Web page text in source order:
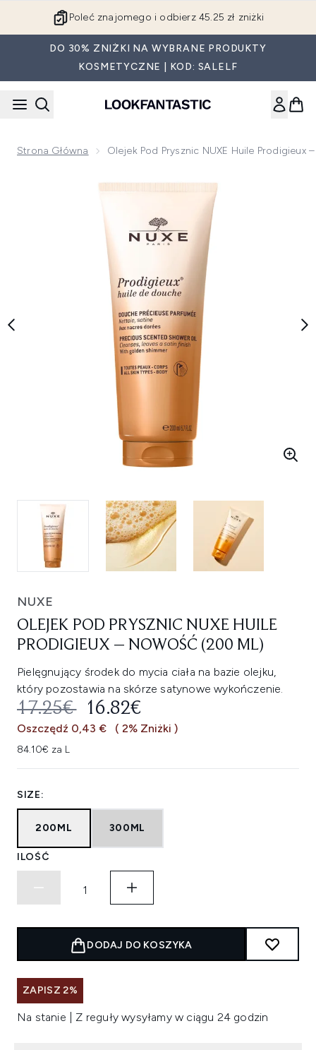
Poleć znajomego i odbierz 45.25 zł zniżki
DO 30% ZNIŻKI NA WYBRANE PRODUKTY
KOSMETYCZNE | KOD: SALELF
Strona Główna Olejek Pod Prysznic NUXE Huile Prodigieux
NUXE
OLEJEK POD PRYSZNIC NUXE HUILE
PRODIGIEUX – NOWOŚĆ (200 ML)
Pielęgnujący środek do mycia ciała na bazie olejku,
który pozostawia na skórze satynowe wykończenie.
SUGEROWANA CENA
17.25€ AKTUALNA CENA:
16.82€
Oszczędź 0,43 € ( 2% Zniżki )
84.10€ za L
SIZE:
200ML 300ML
ILOŚĆ
DODAJ DO KOSZYKA
ZAPISZ 2%
Na stanie | Z reguły wysyłamy w ciągu 24 godzin